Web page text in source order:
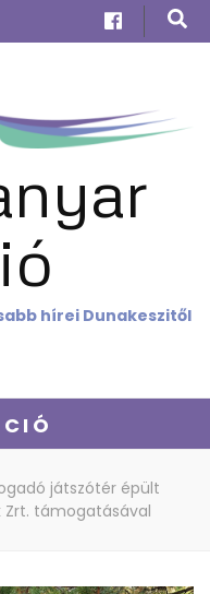
hírei Dunakeszitől
játszótér épült
Zrt. támogatásával